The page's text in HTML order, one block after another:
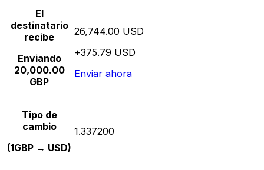
El
destinatario
recibe
Enviando
20,000.00
GBP
26,744.00 USD
+375.79 USD
Enviar ahora
Tipo de
cambio
(1GBP → USD)
1.337200